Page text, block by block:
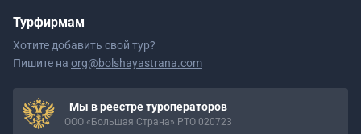
Турфирмам
Хотите добавить свой тур?
Пишите на org@bolshayastrana.com
Мы в реестре туроператоров
ООО «Большая Страна» РТО 020723